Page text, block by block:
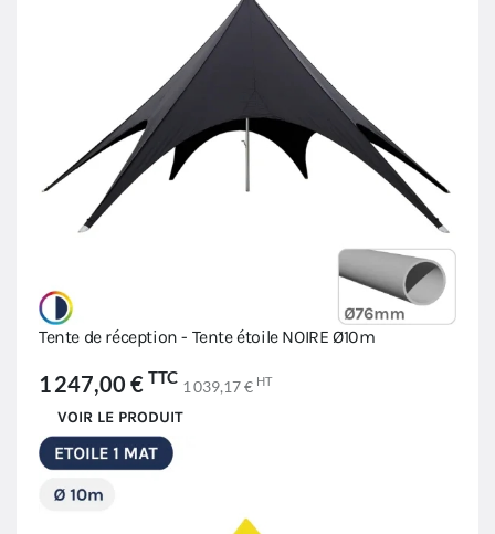
Tente de réception - Tente étoile NOIRE Ø10m
1 247,00 € TTC 1 039,17 € HT
VOIR LE PRODUIT